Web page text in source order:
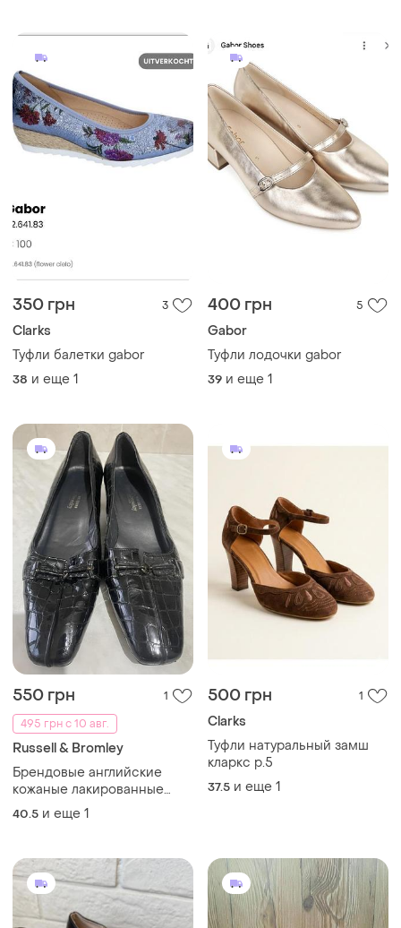
350 грн 3
Clarks
Туфли балетки gabor
38 и еще 1
400 грн 5
Gabor
Туфли лодочки gabor
39 и еще 1
550 грн
1
495 грн с 10 авг.
Russell & Bromley
Брендовые английские
кожаные лакированные
туфли
40.5 и еще 1
500 грн 1
Clarks
Туфли натуральный замш
кларкс р.5
37.5 и еще 1